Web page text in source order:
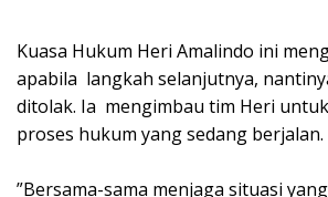
‎Kuasa Hukum Heri Amalindo ini
apabila langkah selanjutnya,
ditolak. Ia mengimbau tim Heri
proses hukum yang sedang berjalan.
‎”Bersama-sama menjaga situasi